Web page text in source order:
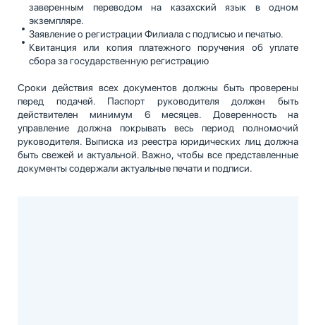
заверенным переводом на казахский язык в одном
экземпляре.
Заявление о регистрации Филиала с подписью и печатью.
Квитанция или копия платежного поручения об уплате
сбора за государственную регистрацию
Сроки действия всех документов должны быть проверены
перед подачей. Паспорт руководителя должен быть
действителен минимум 6 месяцев. Доверенность на
управление должна покрывать весь период полномочий
руководителя. Выписка из реестра юридических лиц должна
быть свежей и актуальной. Важно, чтобы все представленные
документы содержали актуальные печати и подписи.